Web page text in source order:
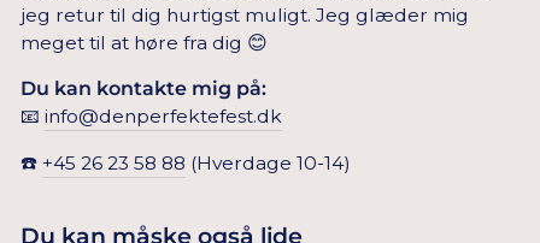
jeg retur til dig hurtigst muligt. Jeg glæder mig
meget til at høre fra dig 😊
Du kan kontakte mig på:
📧 info@denperfektefest.dk
☎️ +45 26 23 58 88 (Hverdage 10-14)
Du kan måske også lide